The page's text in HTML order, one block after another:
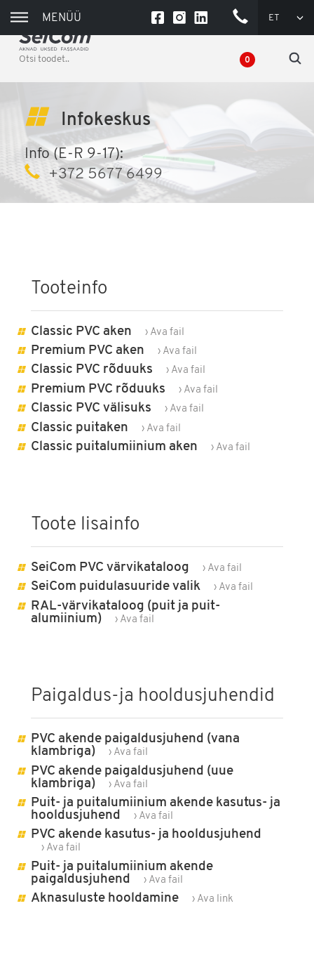
MENÜÜ
0836
(TÖÖPÄEVADEL
ET
0
Infokeskus
Info (E-R 9-17):
+372 5677 6499
Tooteinfo
Classic PVC aken › Ava fail
Premium PVC aken › Ava fail
Classic PVC rõduuks › Ava fail
Premium PVC rõduuks › Ava fail
Classic PVC välisuks › Ava fail
Classic puitaken › Ava fail
Classic puitalumiinium aken › Ava fail
Toote lisainfo
SeiCom PVC värvikataloog › Ava fail
SeiCom puidulasuuride valik › Ava fail
RAL-värvikataloog (puit ja puit-
alumiinium) › Ava fail
Paigaldus-ja hooldusjuhendid
PVC akende paigaldusjuhend (vana
klambriga) › Ava fail
PVC akende paigaldusjuhend (uue
klambriga) › Ava fail
Puit- ja puitalumiinium akende kasutus- ja
hooldusjuhend › Ava fail
PVC akende kasutus- ja hooldusjuhend
› Ava fail
Puit- ja puitalumiinium akende
paigaldusjuhend › Ava fail
Aknasuluste hooldamine › Ava link